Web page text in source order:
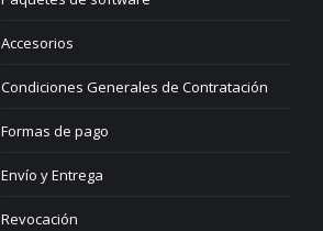
Accesorios
Condiciones Generales de Contratación
Formas de pago
Envío y Entrega
Revocación